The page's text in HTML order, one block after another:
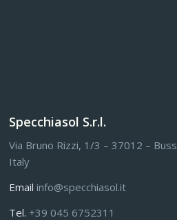
Specchiasol S.r.l.
Via Bruno Rizzi, 1/3 – 37012 –
Italy
Emailinfo@specchiasol.it
Tel.+39 045 6752311